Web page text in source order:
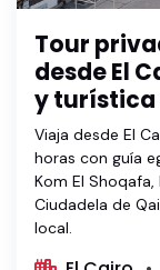
Tour
desde El
y turística
Viaja desde El
horas con guía
Kom El
Ciudadela de
local.